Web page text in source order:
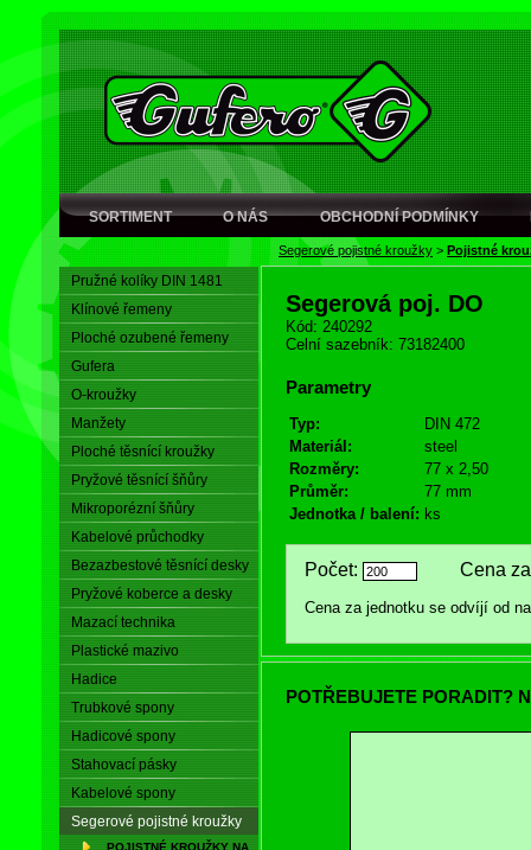
SORTIMENT O NÁS OBCHODNÍ PODMÍNKY
Segerové pojistné kroužky > Pojistné
Pružné kolíky DIN 1481
Klínové řemeny
Ploché ozubené řemeny
Gufera
O-kroužky
Manžety
Ploché těsnící kroužky
Pryžové těsnící šňůry
Mikroporézní šňůry
Kabelové průchodky
Bezazbestové těsnící desky
Pryžové koberce a desky
Mazací technika
Plastické mazivo
Hadice
Trubkové spony
Hadicové spony
Stahovací pásky
Kabelové spony
Segerové pojistné kroužky
POJISTNÉ KROUŽKY NA
Segerová poj. DO
Kód: 240292
Celní sazebník: 73182400
Parametry
Typ:
DIN 472
Materiál:
steel
Rozměry:
77 x 2,50
Průměr:
77 mm
Jednotka / balení: ks
Počet: Cena za
Cena za jednotku se odvíjí od
POTŘEBUJETE PORADIT?